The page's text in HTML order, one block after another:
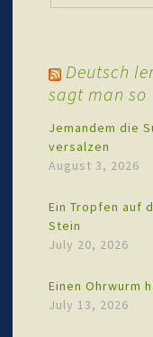
Deutsch
sagt man so
Jemandem die
versalzen
August 3, 2026
Ein Tropfen auf
Stein
July 20, 2026
Einen Ohrwurm
July 13, 2026